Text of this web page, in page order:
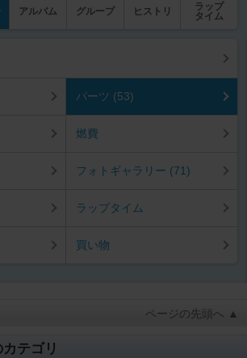
アルバム グループ ヒストリ
ラップ
タイム
パーツ (53)
燃費
フォトギャラリー (71)
ラップタイム
買い物
ページの先頭へ ▲
テゴリ